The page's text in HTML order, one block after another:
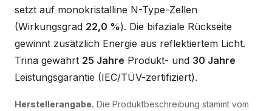
setzt auf monokristalline N-Type-Zellen
(Wirkungsgrad 22,0 %). Die bifaziale Rückseite
gewinnt zusätzlich Energie aus reflektiertem Licht.
Trina gewährt 25 Jahre Produkt- und 30 Jahre
Leistungsgarantie (IEC/TÜV-zertifiziert).
Herstellerangabe. Die Produktbeschreibung stammt vom